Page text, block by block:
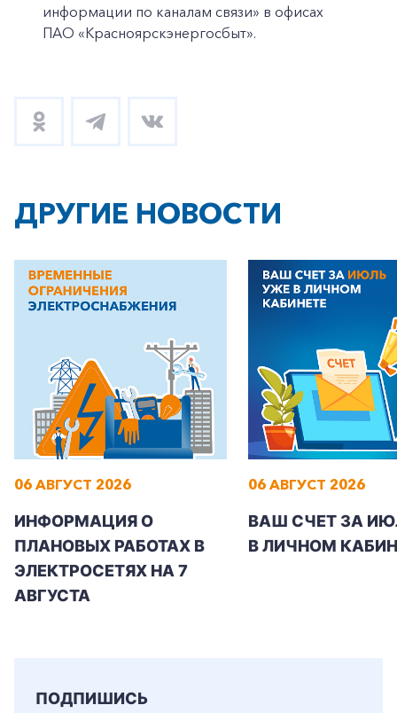
информации по каналам связи» в офисах
ПАО «Красноярскэнергосбыт».
ДРУГИЕ НОВОСТИ
06 АВГУСТ 2026
ИНФОРМАЦИЯ О
ПЛАНОВЫХ РАБОТАХ В
ЭЛЕКТРОСЕТЯХ НА 7
АВГУСТА
06 АВГУСТ 2026
ВАШ СЧЕТ ЗА
В ЛИЧНОМ
ПОДПИШИСЬ